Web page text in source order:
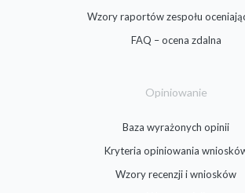
Wzory raportów zespołu
FAQ – ocena zdalna
Opiniowanie
Baza wyrażonych opinii
Kryteria opiniowania
Wzory recenzji i wniosków